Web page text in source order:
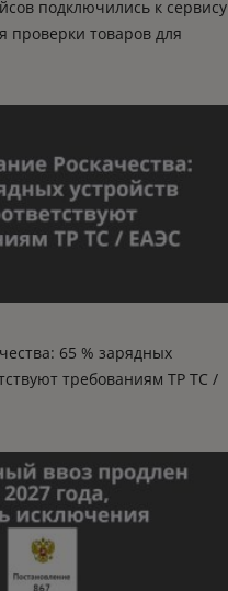
подключились к сервису
проверки товаров для
65 % зарядных
требованиям ТР ТС /